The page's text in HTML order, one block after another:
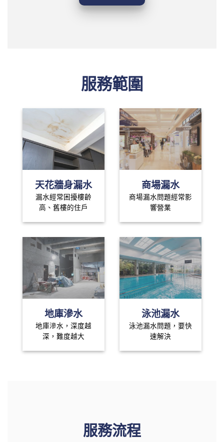
服務範圍
天花牆身漏水
漏水經常困擾樓齡
高、舊樓的住戶
商場漏水
商場漏水問題經常影
響營業
地庫滲水
地庫滲水，深度越
深，難度越大
泳池漏水
泳池漏水問題，要快
速解決
服務流程